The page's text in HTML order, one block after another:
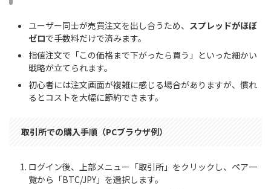
ユーザー同士が売買注文を出し合うため、 スプレッドがほぼ
ゼロで手数料だけで済みます。
指値注文で「この価格まで下がったら買う」といった細かい
戦略が立てられます。
初心者には注文画面が複雑に感じる場合がありますが、慣れ
るとコストを大幅に節約できます。
取引所での購入手順（PCブラウザ例）
ログイン後、上部メニュー「取引所」をクリックし、ペア一
覧から「BTC/JPY」を選択します。